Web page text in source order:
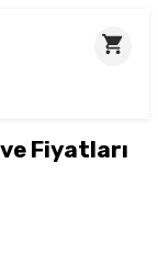
Fiyatları